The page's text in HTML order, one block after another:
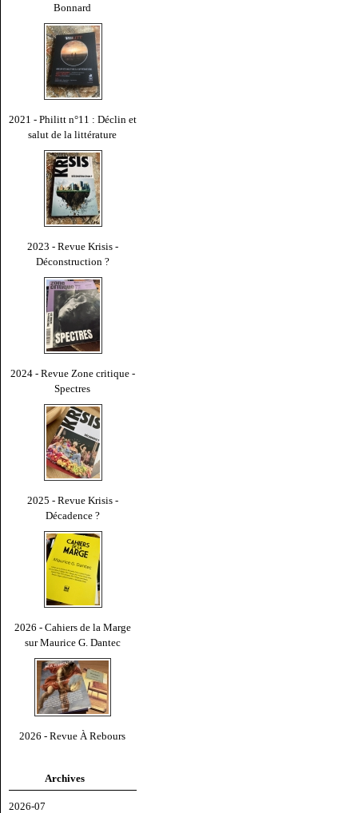
Bonnard
2021 - Philitt n°11 : Déclin et
salut de la littérature
2023 - Revue Krisis -
Déconstruction ?
2024 - Revue Zone critique -
Spectres
2025 - Revue Krisis -
Décadence ?
2026 - Cahiers de la Marge
sur Maurice G. Dantec
2026 - Revue À Rebours
Archives
2026-07